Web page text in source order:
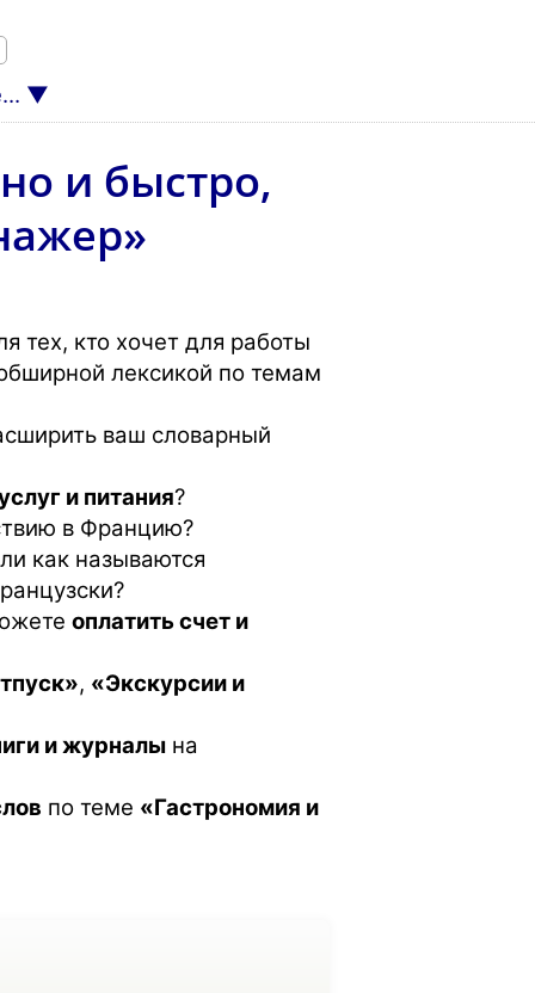
и быстро,
тех, кто хочет для работы
лексикой по темам
ваш словарный
и питания?
в Францию?
как называются
оплатить счет и
, «Экскурсии и
и журналы на
по теме «Гастрономия и